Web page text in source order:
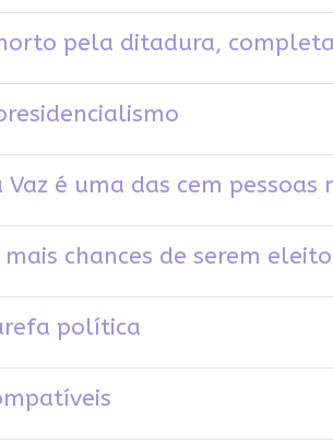
pela ditadura,
é uma das cem
chances de serem
política